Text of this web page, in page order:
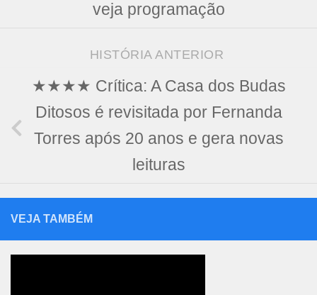
veja programação
HISTÓRIA ANTERIOR
★★★★ Crítica: A Casa dos Budas
Ditosos é revisitada por Fernanda
Torres após 20 anos e gera novas
leituras
VEJA TAMBÉM